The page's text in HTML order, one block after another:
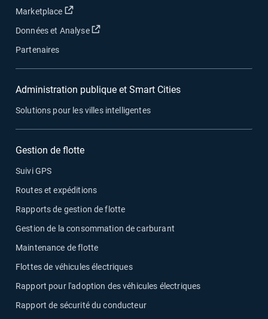
Marketplace
Ouvrir dans une nouvelle fenêtre
Données et Analyse Ouvrir dans une nouvelle fenêtre
Partenaires
Administration publique et Smart Cities
Solutions pour les villes intelligentes
Gestion de flotte
Suivi GPS
Routes et expéditions
Rapports de gestion de flotte
Gestion de la consommation de carburant
Maintenance de flotte
Flottes de véhicules électriques
Rapport pour l'adoption des véhicules électriques
Rapport de sécurité du conducteur